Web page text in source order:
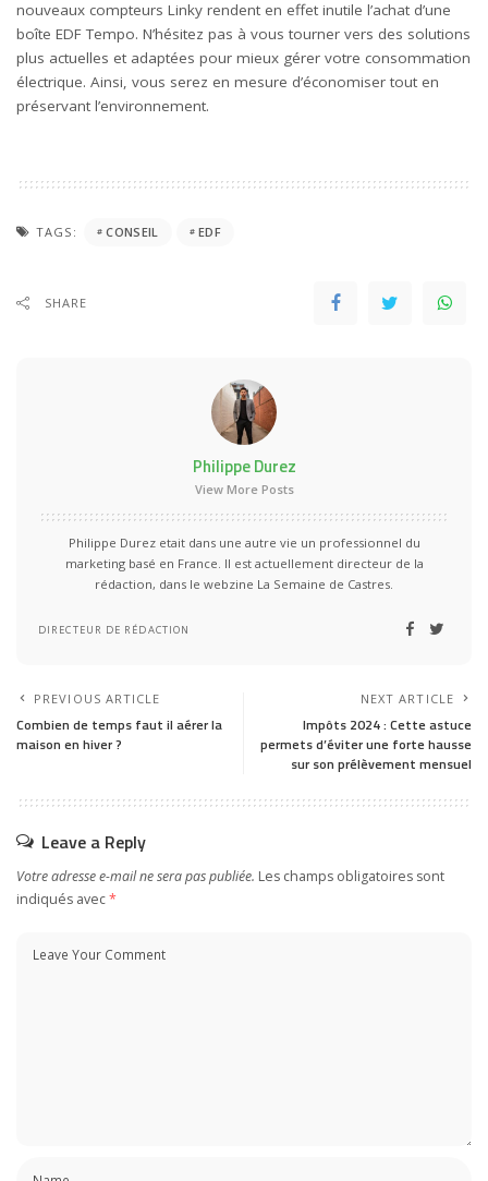
nouveaux compteurs Linky rendent en effet inutile l’achat d’une
boîte EDF Tempo. N’hésitez pas à vous tourner vers des solutions
plus actuelles et adaptées pour mieux gérer votre consommation
électrique. Ainsi, vous serez en mesure d’économiser tout en
préservant l’environnement.
TAGS: CONSEIL EDF
SHARE
Philippe Durez
View More Posts
Philippe Durez etait dans une autre vie un professionnel du
marketing basé en France. Il est actuellement directeur de la
rédaction, dans le webzine La Semaine de Castres.
DIRECTEUR DE RÉDACTION
PREVIOUS ARTICLE
Combien de temps faut il aérer la
maison en hiver ?
NEXT ARTICLE
Impôts 2024 : Cette astuce
permets d’éviter une forte hausse
sur son prélèvement mensuel
Leave a Reply
Votre adresse e-mail ne sera pas publiée. Les champs obligatoires sont
indiqués avec*